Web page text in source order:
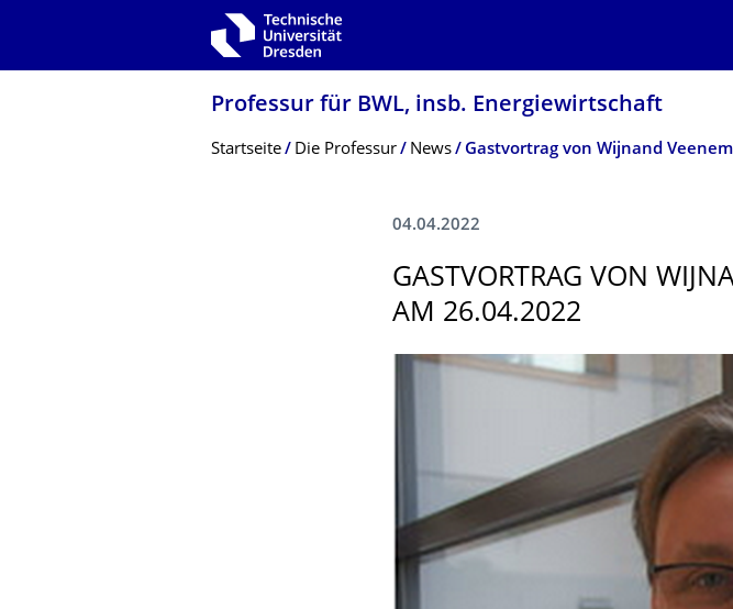
Zur Hauptnavigation springen
Professur für BWL, insb. Energiewirtschaft
Breadcrumb-Menü
Startseite Die Professur News Gastvortrag von Wijnand
04.04.2022
GASTVORTRAG VON
AM 26.04.2022